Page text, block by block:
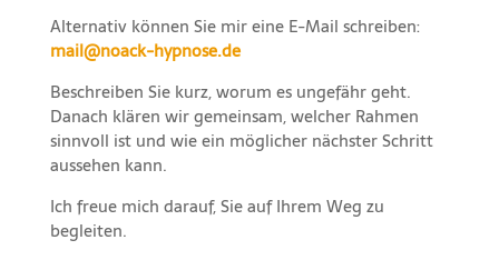
Alternativ können Sie mir eine E-Mail schreiben:
mail@noack-hypnose.de
Beschreiben Sie kurz, worum es ungefähr geht.
Danach klären wir gemeinsam, welcher Rahmen
sinnvoll ist und wie ein möglicher nächster Schritt
aussehen kann.
Ich freue mich darauf, Sie auf Ihrem Weg zu
begleiten.